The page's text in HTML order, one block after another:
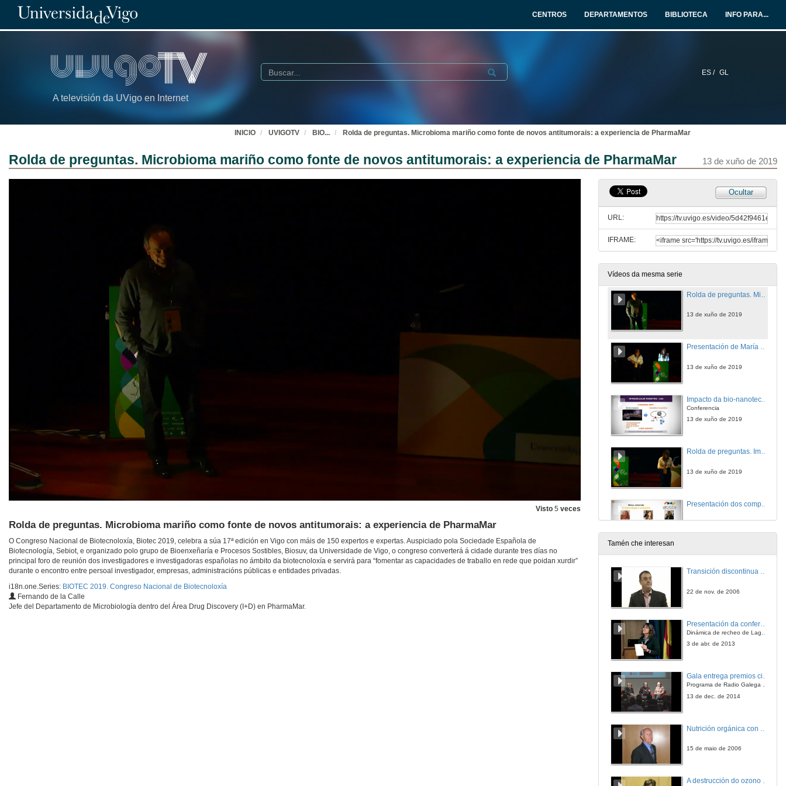
CENTROS DEPARTAMENTOS BIBLIOTECA INFO PARA...
A televisión da UVigo en Internet
ES / GL
Buscar Submit
INICIO UVIGOTV BIO... Rolda de preguntas. Microbioma mariño como fonte de novos antitumorais: a experiencia de PharmaMar
Rolda de preguntas. Microbioma mariño como fonte de novos antitumorais: a experiencia de PharmaMar 13 de xuño de 2019
Visto 5 veces
Rolda de preguntas. Microbioma mariño como fonte de novos antitumorais: a experiencia de PharmaMar
O Congreso Nacional de Biotecnoloxía, Biotec 2019, celebra a súa 17ª edición en Vigo con máis de 150 expertos e expertas. Auspiciado pola Sociedade Española de
Biotecnología, Sebiot, e organizado polo grupo de Bioenxeñaría e Procesos Sostibles, Biosuv, da Universidade de Vigo, o congreso converterá á cidade durante tres días no
principal foro de reunión dos investigadores e investigadoras españolas no ámbito da biotecnoloxía e servirá para “fomentar as capacidades de traballo en rede que poidan xurdir”
durante o encontro entre persoal investigador, empresas, administracións públicas e entidades privadas.
i18n.one.Series: BIOTEC 2019. Congreso Nacional de Biotecnoloxía
Fernando de la Calle
Jefe del Departamento de Microbiología dentro del Área Drug Discovery (I+D) en PharmaMar.
Ocultar
URL:
IFRAME:
Vídeos da mesma serie
Entrega do premio SEBiot Mozos Investigadores e presentación de Fernando López Gallego
12 de xuño de 2019
Presentación de Fernando de la Calle
Microbioma mariño como fonte de novos antitumorais: a experiencia de PharmaMar
13 de xuño de 2019
13 de xuño de 2019
Presentación de María José Alonso
13 de xuño de 2019
Conferencia
13 de xuño de 2019
Rolda de preguntas. Impacto da bio-nanotecnoloxía no desenvolvemento de novos medicamentos
13 de xuño de 2019
Biotecnoloxía e industria
13 de xuño de 2019
13 de xuño de 2019
Tamén che interesan
Transición discontinua de partículas de microgel termosensible
22 de nov. de 2006
Dinámica de recheo de Lagoons en arrecifes de coral
3 de abr. de 2013
Gala entrega premios ciencia que conta 2014. Fundación Barrié
Programa de Radio Galega "Efervescencia"
13 de dec. de 2014
15 de maio de 2006
A destrucción do ozono en zonas polares e a súa relación co cambio climático.